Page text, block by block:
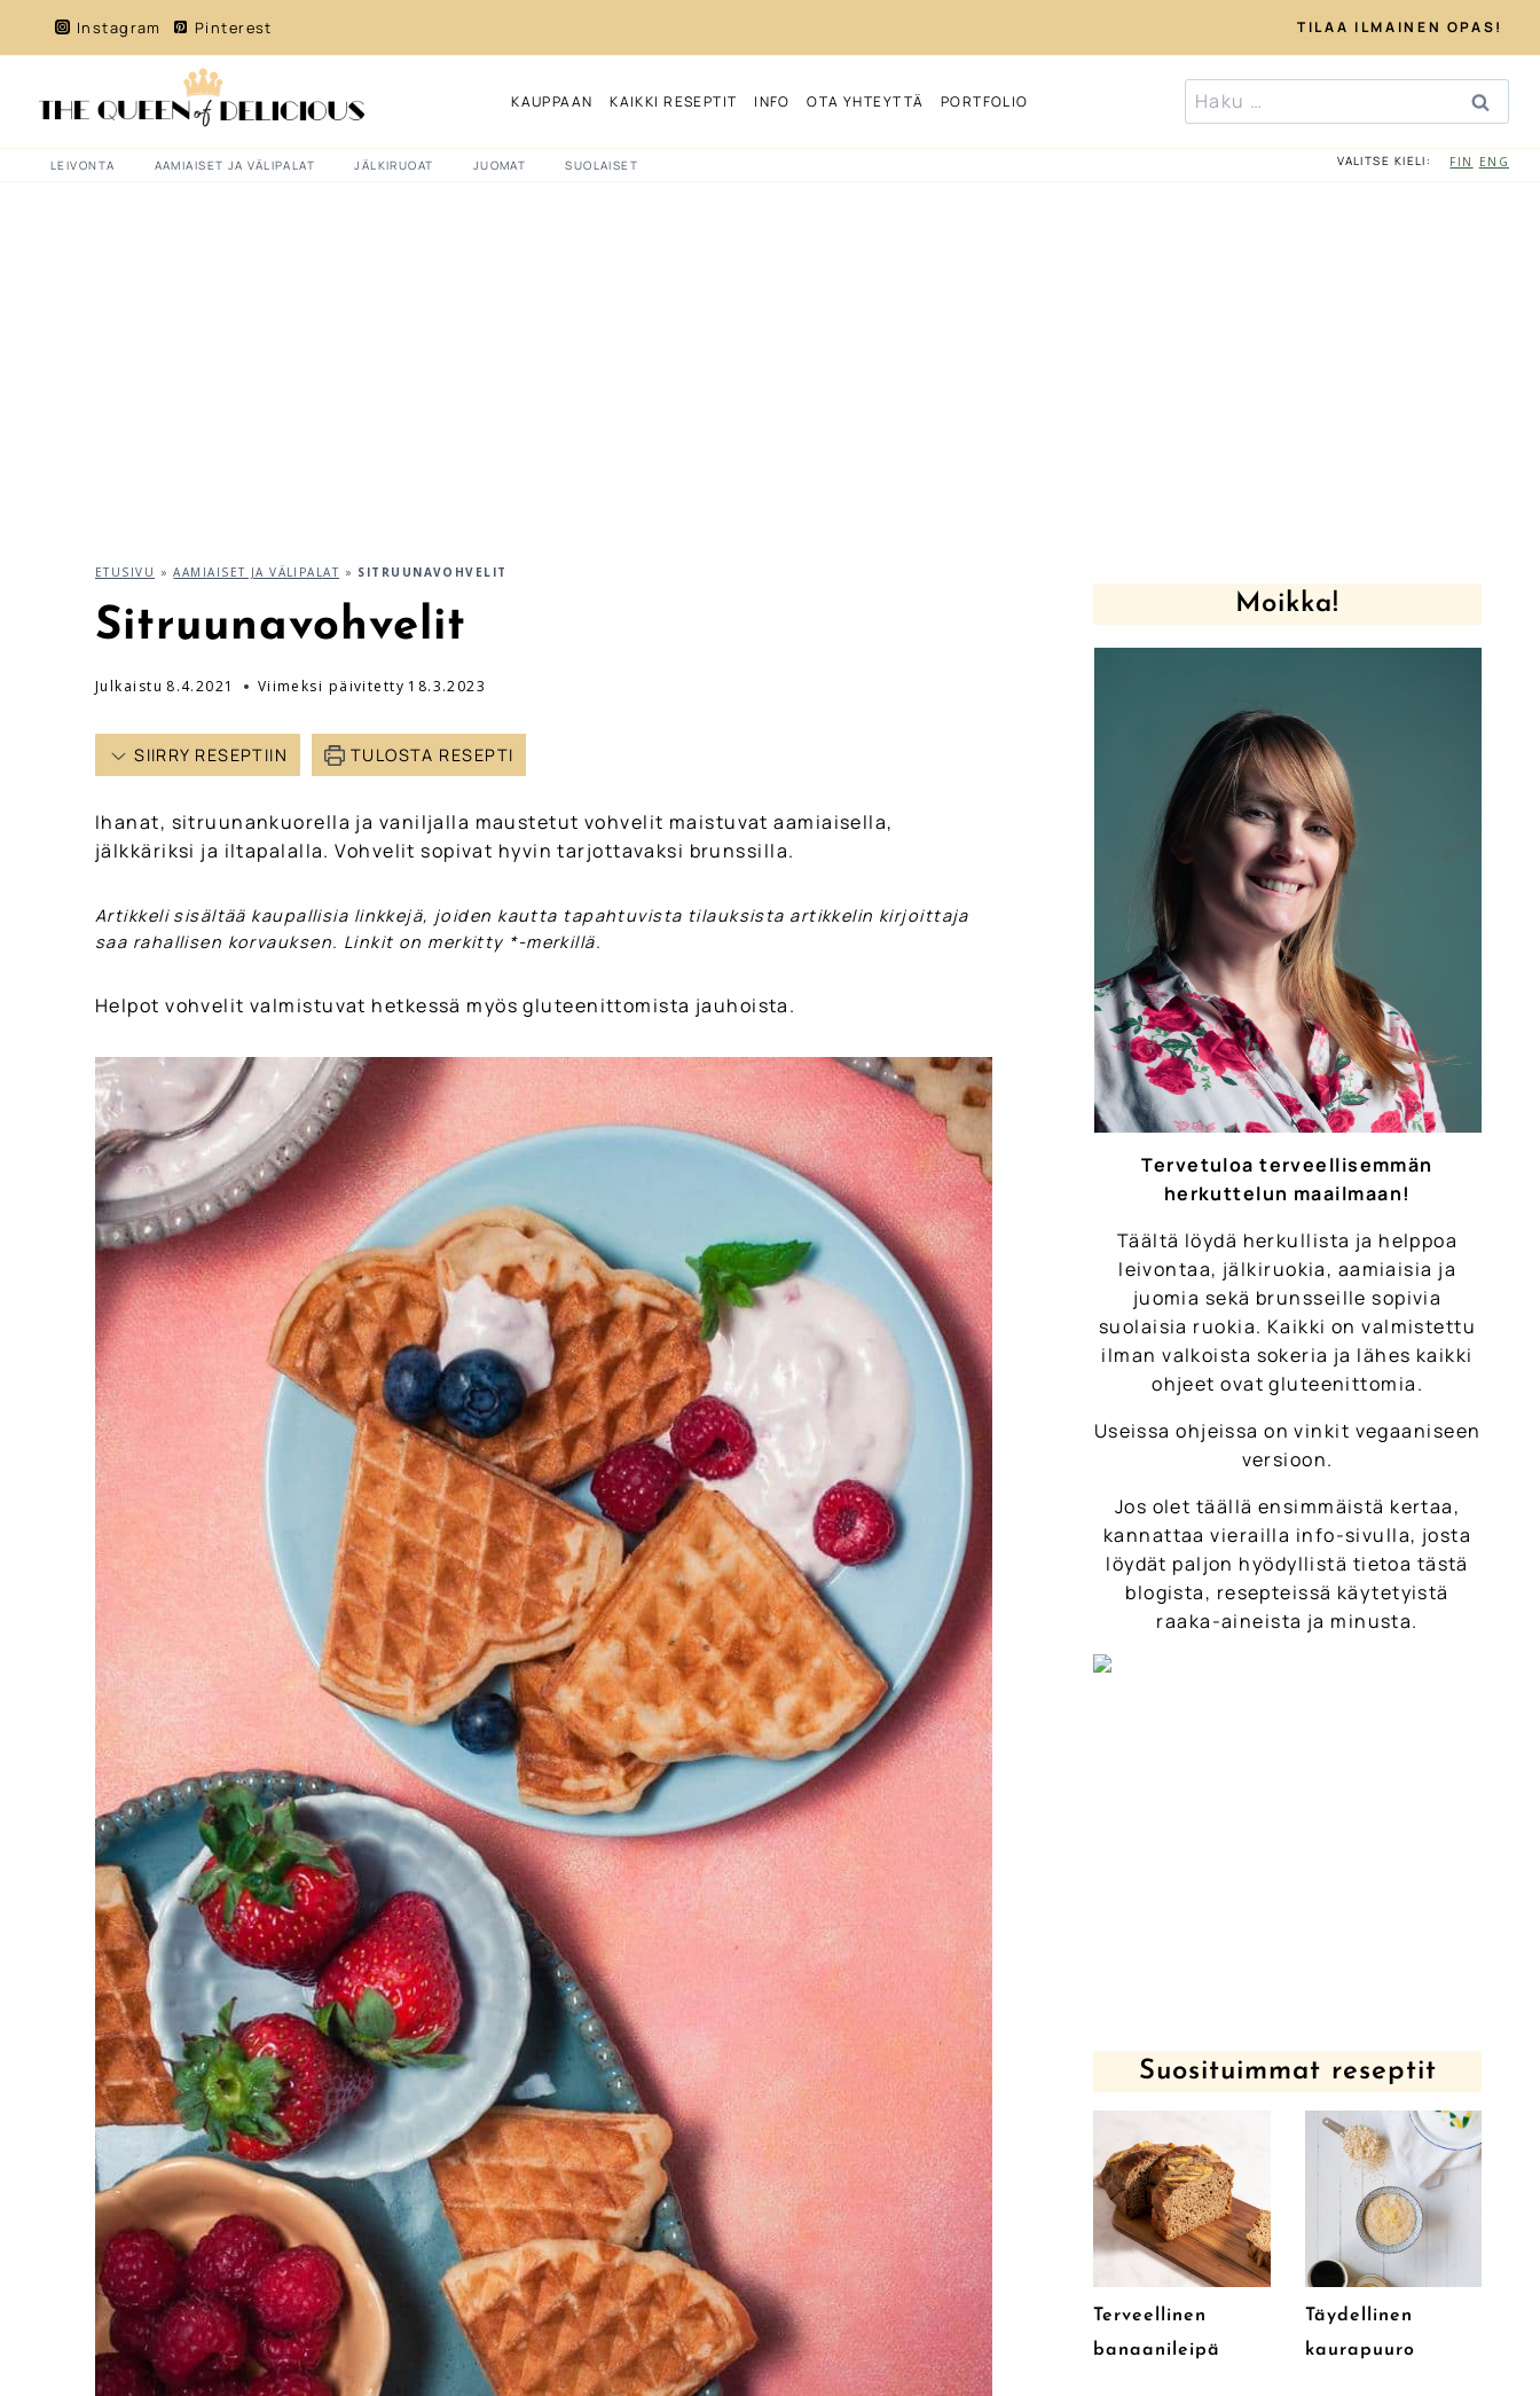
sisältöön
Instagram Pinterest TILAA ILMAINEN OPAS!
KAUPPAAN KAIKKI RESEPTIT INFO OTA YHTEYTTÄ PORTFOLIO Haku:
LEIVONTA AAMIAISET JA VÄLIPALAT JÄLKIRUOAT JUOMAT SUOLAISET VALITSE KIELI: FIN ENG
ETUSIVU »AAMIAISET JA VÄLIPALAT » SITRUUNAVOHVELIT
Sitruunavohvelit
Julkaistu 8.4.2021 Viimeksi päivitetty 18.3.2023
SIIRRY RESEPTIIN TULOSTA RESEPTI
Ihanat, sitruunankuorella ja vaniljalla maustetut vohvelit maistuvat aamiaisella,
jälkkäriksi ja iltapalalla. Vohvelit sopivat hyvin tarjottavaksi brunssilla.
Artikkeli sisältää kaupallisia linkkejä, joiden kautta tapahtuvista tilauksista artikkelin kirjoittaja
saa rahallisen korvauksen. Linkit on merkitty *-merkillä.
Helpot vohvelit valmistuvat hetkessä myös gluteenittomista jauhoista.
Moikka!
Tervetuloa terveellisemmän
herkuttelun maailmaan!
Täältä löydä herkullista ja helppoa
leivontaa, jälkiruokia, aamiaisia ja
juomia sekä brunsseille sopivia
suolaisia ruokia. Kaikki on valmistettu
ilman valkoista sokeria ja lähes kaikki
ohjeet ovat gluteenittomia.
Useissa ohjeissa on vinkit vegaaniseen
versioon.
Jos olet täällä ensimmäistä kertaa,
kannattaa vierailla info-sivulla, josta
löydät paljon hyödyllistä tietoa tästä
blogista, resepteissä käytetyistä
raaka-aineista ja minusta.
Suosituimmat reseptit
Terveellinen
banaanileipä
Täydellinen
kaurapuuro